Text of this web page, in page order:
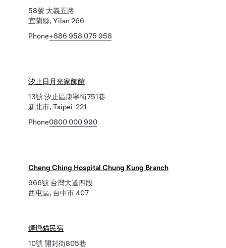
58號 大義五路
宜蘭縣, Yilan 266
Phone+886 958 075 958
汐止日月光家飾館
13號 汐止區康寧街751巷
新北市, Taipei 221
Phone0800 000 990
Cheng Ching Hospital Chung Kung Branch
966號 台灣大道四段
西屯區, 台中市 407
煙燻貓民宿
10號 開封街805巷